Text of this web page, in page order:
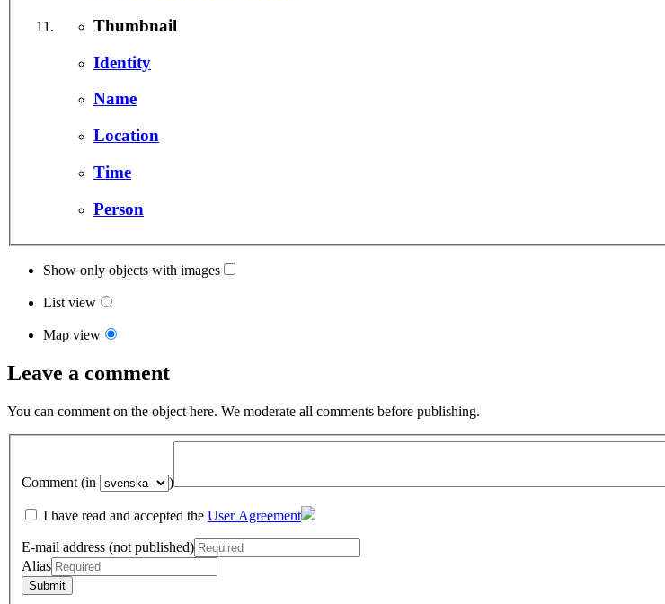
Thumbnail
Identity
Name
Location
Time
Person
Show only objects with images
List view
Map view
Leave a comment
You can comment on the object here. We moderate all comments before publishing.
Comment (in )
I have read and accepted the User Agreement
E-mail address (not published)
Alias